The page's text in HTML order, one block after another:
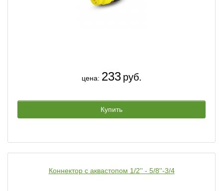
цена: 233 руб.
Купить
Коннектор с аквастопом 1/2'' - 5/8''-3/4